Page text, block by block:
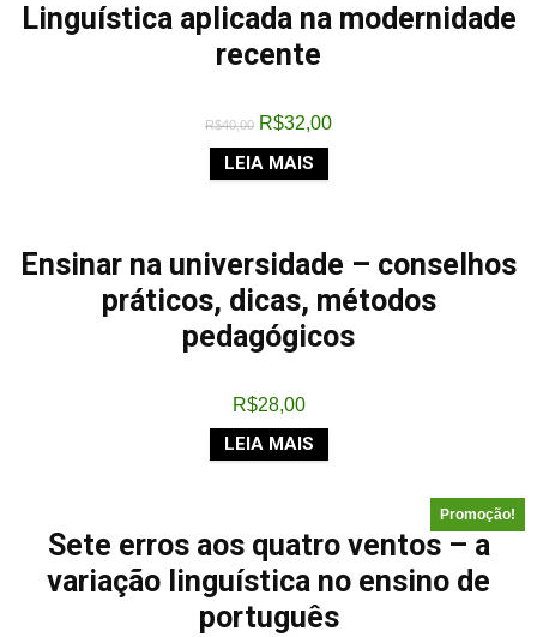
Linguística aplicada na modernidade
recente
R$40,00 R$32,00
LEIA MAIS
Ensinar na universidade – conselhos
práticos, dicas, métodos
pedagógicos
R$28,00
LEIA MAIS
Promoção!
Sete erros aos quatro ventos – a
variação linguística no ensino de
português